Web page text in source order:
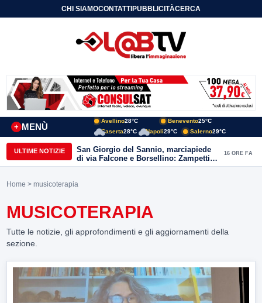
CHI SIAMOCONTATTIPUBBLICITÀCERCA
MENÙ
+
Avellino28°C Benevento25°C
Caserta28°C Napoli29°C Salerno29°C
ULTIME NOTIZIE
San Giorgio del Sannio, marciapiede
di via Falcone e Borsellino: Zampetti e
Lombardi replicano alle polemiche
16 ORE FA
Home > musicoterapia
MUSICOTERAPIA
Tutte le notizie, gli approfondimenti e gli aggiornamenti della
sezione.